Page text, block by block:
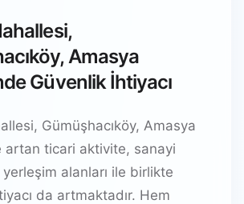
Amasya
Güvenlik İhtiyacı
Gümüşhacıköy, Amasya
artan ticari aktivite, sanayi
alanları ile birlikte
da artmaktadır. Hem